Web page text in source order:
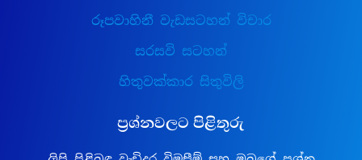
රූපවාහිනී වැඩසටහන් විචාර
සරසවි සටහන්
හිතුවක්කාර සිතුවිලි
ප්‍රශ්නවලට පිළිතුරු